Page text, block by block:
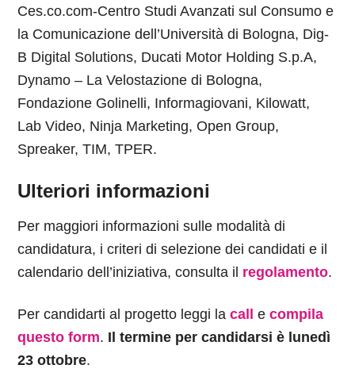
Ces.co.com-Centro Studi Avanzati sul Consumo e
la Comunicazione dell’Università di Bologna, Dig-
B Digital Solutions, Ducati Motor Holding S.p.A,
Dynamo – La Velostazione di Bologna,
Fondazione Golinelli, Informagiovani, Kilowatt,
Lab Video, Ninja Marketing, Open Group,
Spreaker, TIM, TPER.
Ulteriori informazioni
Per maggiori informazioni sulle modalità di
candidatura, i criteri di selezione dei candidati e il
calendario dell’iniziativa, consulta il regolamento.
Per candidarti al progetto leggi lacall ecompila
questo form. Il termine per candidarsi è lunedì
23 ottobre.